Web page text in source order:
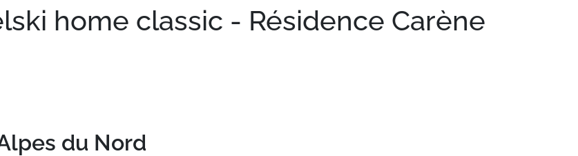
home classic - Résidence Carène
du Nord